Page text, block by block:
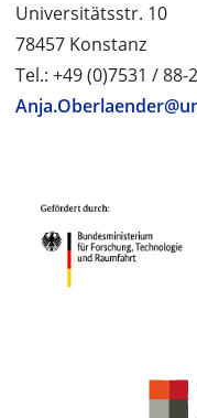
Universitätsstr. 10
78457 Konstanz
Tel.: +49 (0)7531 / 88-